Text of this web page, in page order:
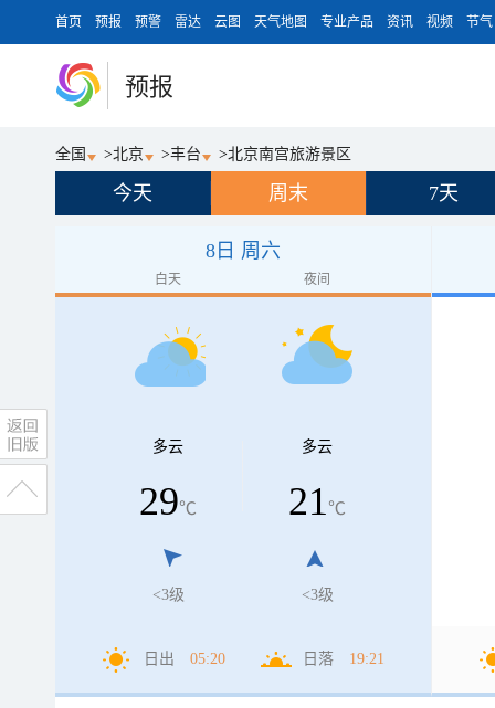
首页 预报 预警 雷达 云图 天气地图 专业产品 资讯 视频 节气
预报
全国 >北京 >丰台 >北京南宫旅游景区
今天 周末 7天
8日 周六
白天 夜间
多云
29℃
<3级
多云
21℃
<3级
日出 05:20 日落 19:21